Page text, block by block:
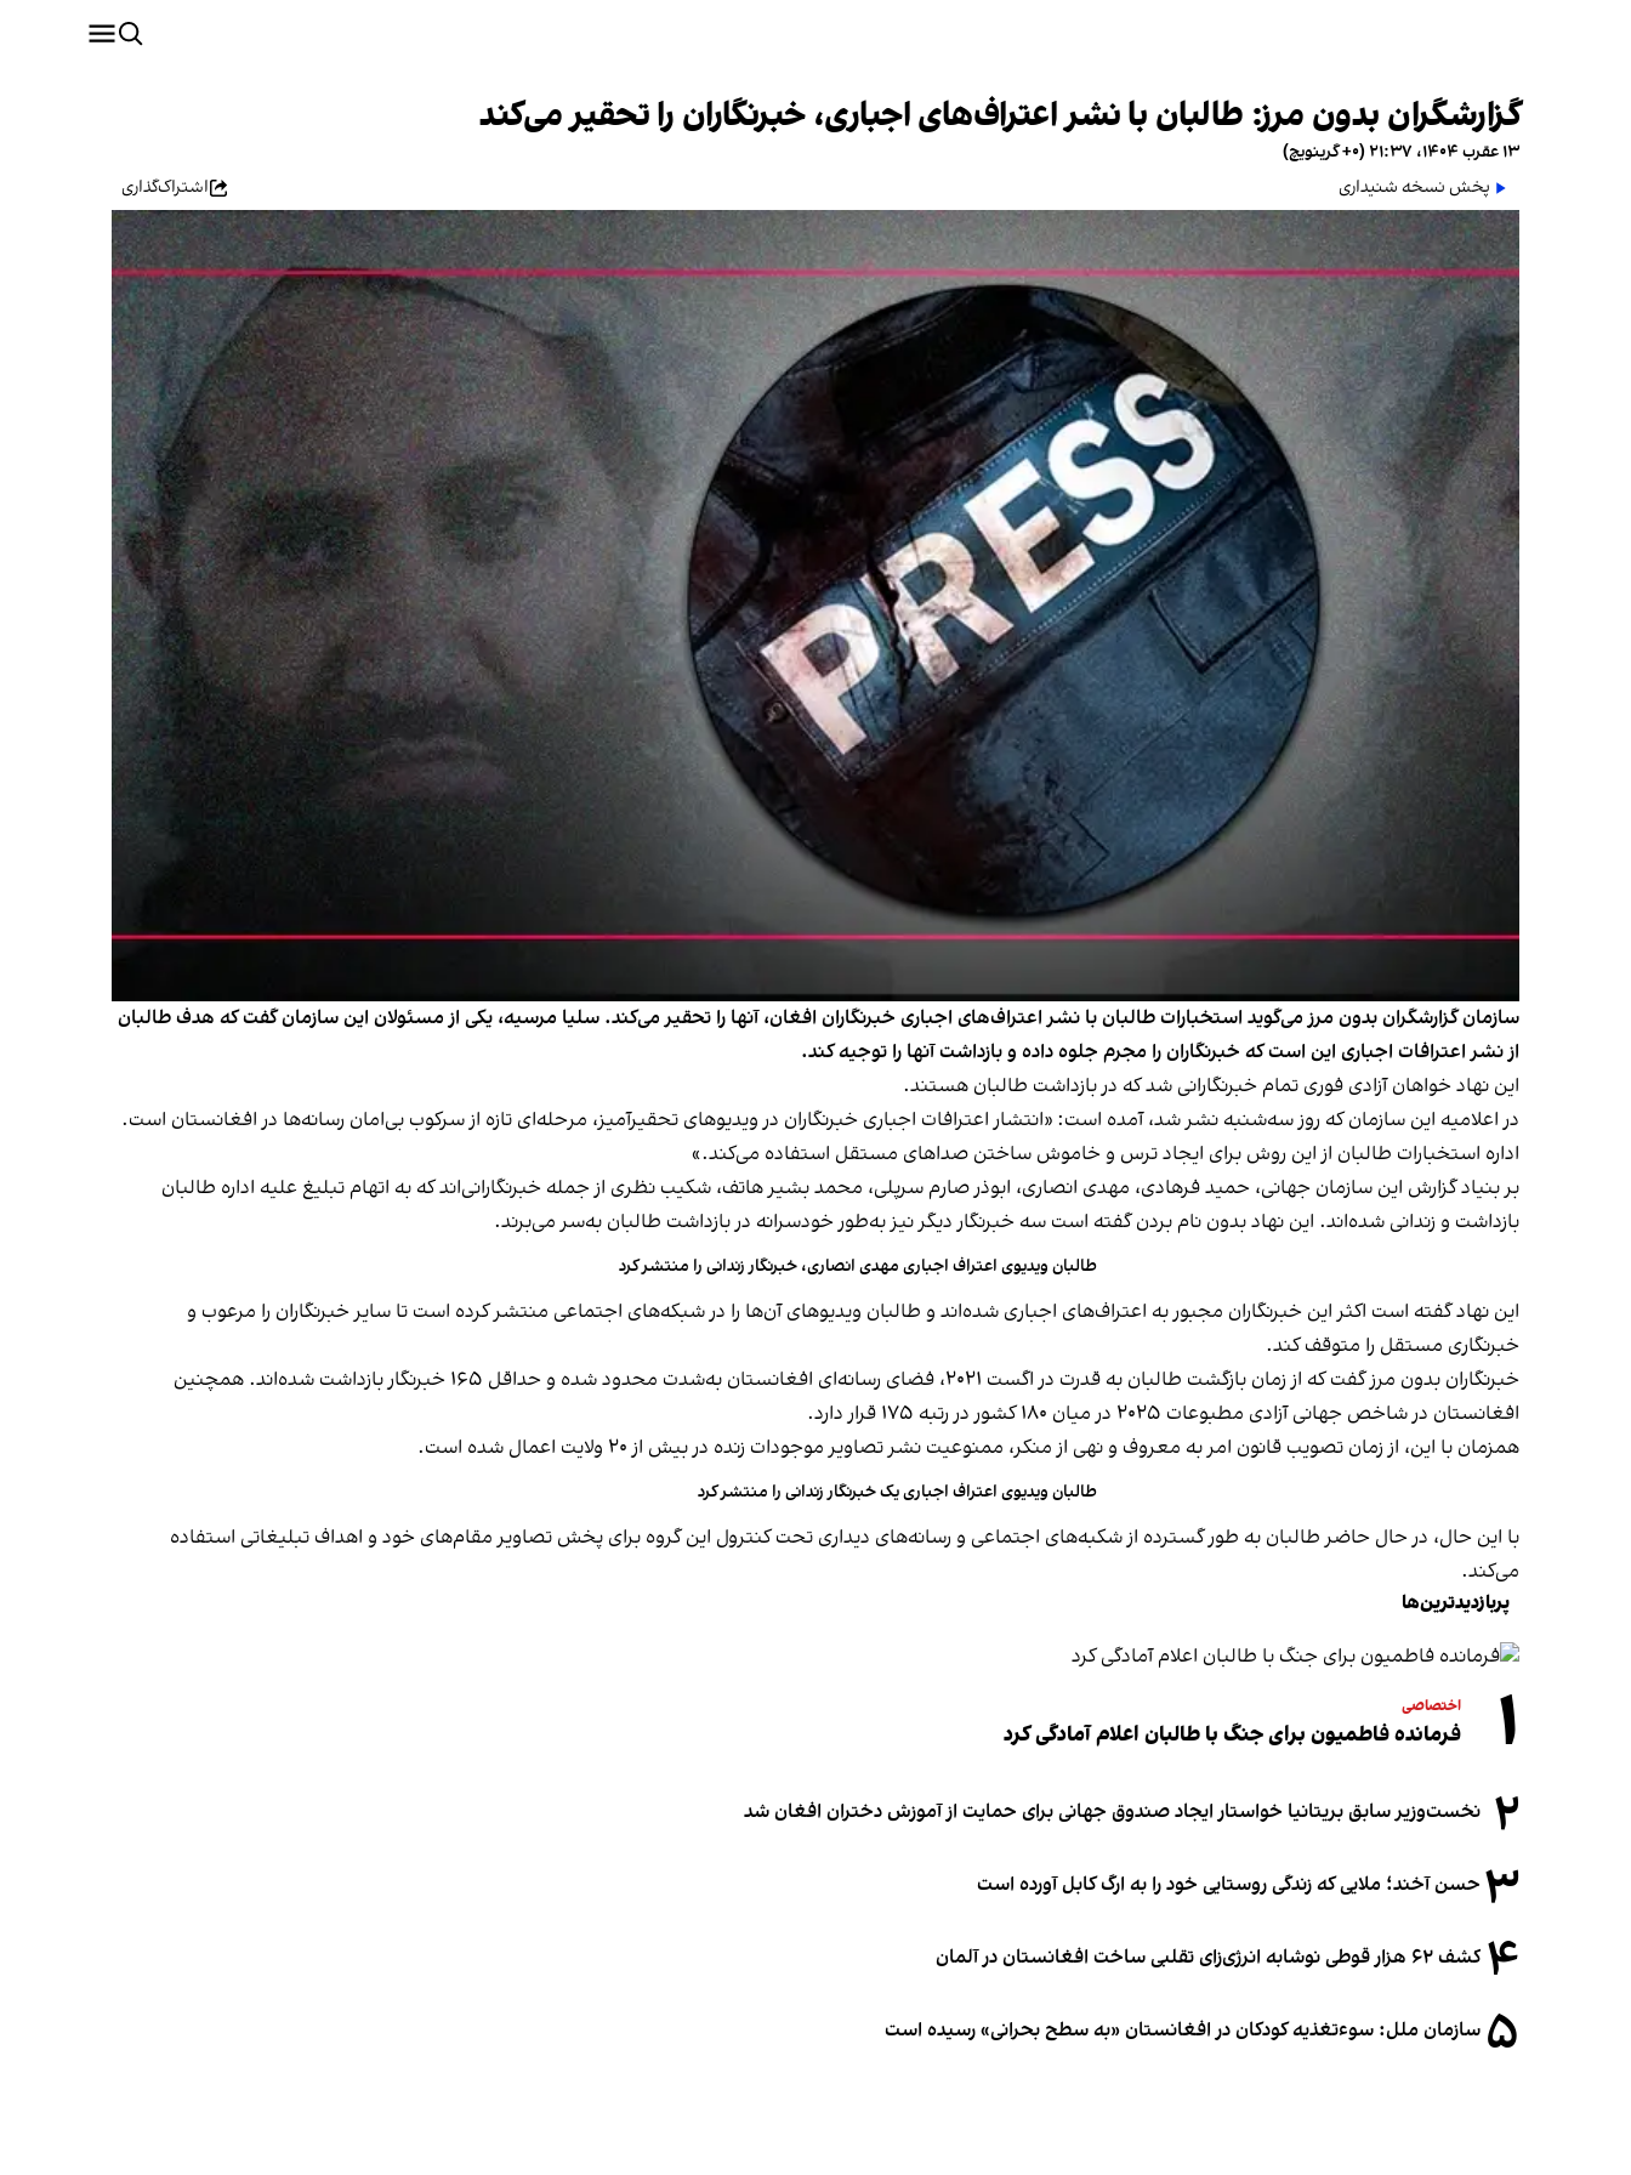
گزارشگران بدون مرز: طالبان با نشر اعتراف‌های اجباری، خبرنگاران را تحقیر می‌کند
۱۳ عقرب ۱۴۰۴، ۲۱:۳۷ (‎+۰ گرینویچ)
پخش نسخه شنیداری
اشتراک‌گذاری
سازمان گزارشگران بدون مرز می‌گوید استخبارات طالبان با نشر اعتراف‌های اجباری خبرنگاران افغان، آنها را تحقیر می‌کند. سلیا مرسیه، یکی از مسئولان این سازمان گفت که هدف طالبان
از نشر اعترافات اجباری این است که خبرنگاران را مجرم جلوه داده و بازداشت آنها را توجیه کند.
این نهاد خواهان آزادی فوری تمام خبرنگارانی شد که در بازداشت طالبان هستند.
در اعلامیه این سازمان که روز سه‌شنبه نشر شد، آمده است: «انتشار اعترافات اجباری خبرنگاران در ویدیوهای تحقیرآمیز، مرحله‌ای تازه از سرکوب بی‌امان رسانه‌ها در افغانستان است.
اداره استخبارات طالبان از این روش برای ایجاد ترس و خاموش ساختن صداهای مستقل استفاده می‌کند.»
بر بنیاد گزارش این سازمان جهانی، حمید فرهادی، مهدی انصاری، ابوذر صارم سرپلی، محمد بشیر هاتف، شکیب نظری از جمله خبرنگارانی‌اند که به اتهام تبلیغ علیه اداره طالبان
بازداشت و زندانی شده‌اند. این نهاد بدون نام بردن گفته است سه خبرنگار دیگر نیز به‌طور خودسرانه در بازداشت طالبان به‌سر می‌برند.
طالبان ویدیوی اعتراف اجباری مهدی انصاری، خبرنگار زندانی را منتشر کرد
این نهاد گفته است اکثر این خبرنگاران مجبور به اعتراف‌های اجباری شده‌اند و طالبان ویدیوهای آن‌ها را در شبکه‌های اجتماعی منتشر کرده است تا سایر خبرنگاران را مرعوب و
خبرنگاری مستقل را متوقف کند.
خبرنگاران بدون مرز گفت که از زمان بازگشت طالبان به قدرت در اگست ۲۰۲۱، فضای رسانه‌ای افغانستان به‌شدت محدود شده و حداقل ۱۶۵ خبرنگار بازداشت شده‌اند. همچنین
افغانستان در شاخص جهانی آزادی مطبوعات ۲۰۲۵ در میان ۱۸۰ کشور در رتبه ۱۷۵ قرار دارد.
همزمان با این، از زمان تصویب قانون امر به معروف و نهی از منکر، ممنوعیت نشر تصاویر موجودات زنده در بیش از ۲۰ ولایت اعمال شده است.
طالبان ویدیوی اعتراف اجباری یک خبرنگار زندانی را منتشر کرد
با این حال، در حال حاضر طالبان به طور گسترده از شکبه‌های اجتماعی و رسانه‌های دیداری تحت کنترول این گروه برای پخش تصاویر مقام‌های خود و اهداف تبلیغاتی استفاده
می‌کند.
پربازدیدترین‌ها
۱ اختصاصی
فرمانده فاطمیون برای جنگ با طالبان اعلام آمادگی کرد
۲ نخست‌وزیر سابق بریتانیا خواستار ایجاد صندوق جهانی برای حمایت از آموزش دختران افغان شد
۳ حسن آخند؛ ملایی که زندگی روستایی خود را به ارگ کابل آورده است
۴ کشف ۶۲ هزار قوطی نوشابه انرژی‌زای تقلبی ساخت افغانستان در آلمان
۵ سازمان ملل: سوء‌تغذیه کودکان در افغانستان «به سطح بحرانی» رسیده است